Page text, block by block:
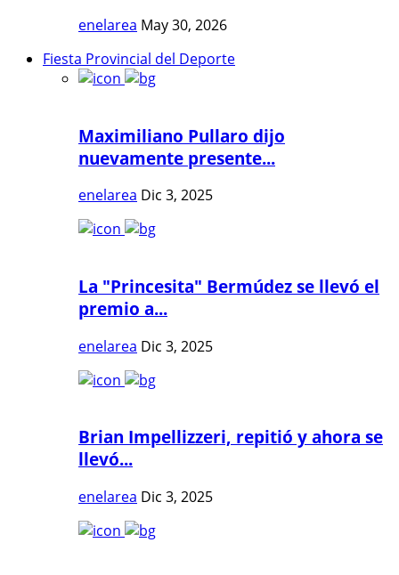
enelarea May 30, 2026
Fiesta Provincial del Deporte
Maximiliano Pullaro dijo
nuevamente presente...
enelarea Dic 3, 2025
La "Princesita" Bermúdez se llevó el
premio a...
enelarea Dic 3, 2025
Brian Impellizzeri, repitió y ahora se
llevó...
enelarea Dic 3, 2025